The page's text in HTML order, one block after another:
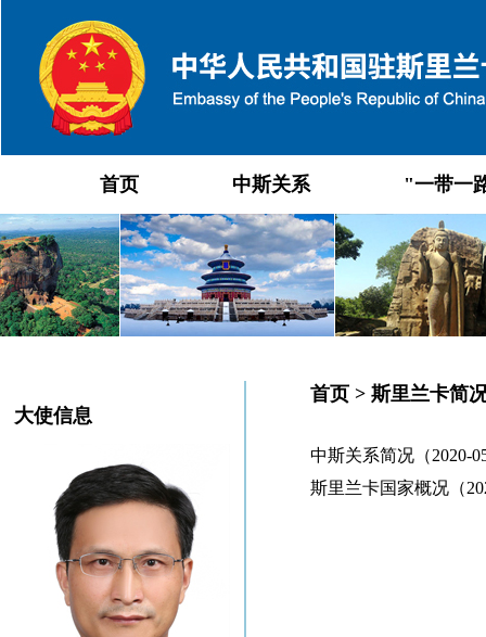
首页 中斯关系 "一带一
大使信息
首页 > 斯里兰卡简
中斯关系简况（2020-
斯里兰卡国家概况（